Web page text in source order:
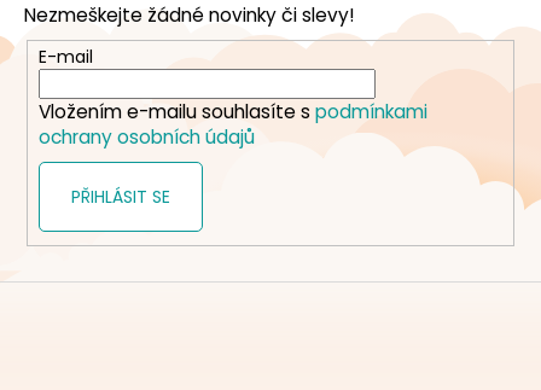
a
t
Nezmeškejte žádné novinky či slevy!
E-mail
Vložením e-mailu souhlasíte s podmínkami
ochrany osobních údajů
PŘIHLÁSIT SE